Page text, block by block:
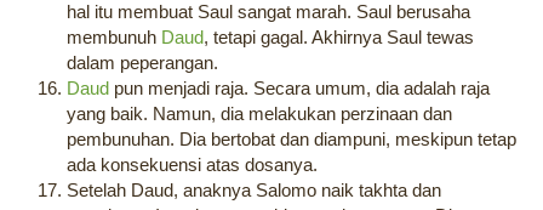
hal itu membuat Saul sangat marah. Saul berusaha
membunuh Daud, tetapi gagal. Akhirnya Saul tewas
dalam peperangan.
Daud pun menjadi raja. Secara umum, dia adalah raja
yang baik. Namun, dia melakukan perzinaan dan
pembunuhan. Dia bertobat dan diampuni, meskipun tetap
ada konsekuensi atas dosanya.
Setelah Daud, anaknya Salomo naik takhta dan